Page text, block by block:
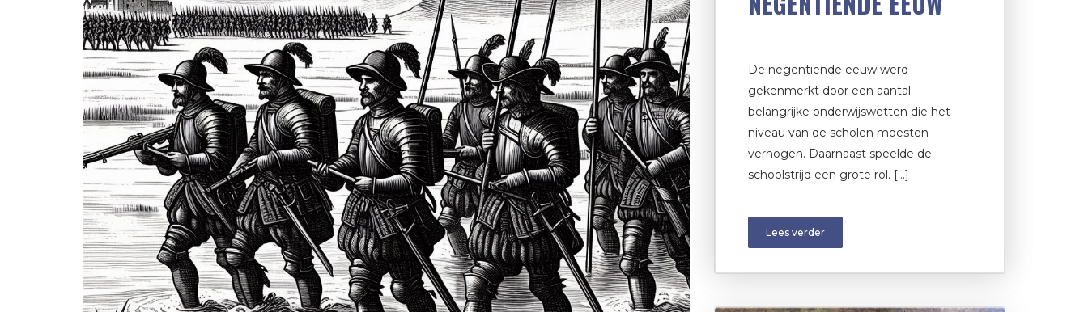
De negentiende eeuw werd
gekenmerkt door een aantal
belangrijke onderwijswetten die het
niveau van de scholen moesten
verhogen. Daarnaast speelde de
schoolstrijd een grote rol. […]
Lees verder